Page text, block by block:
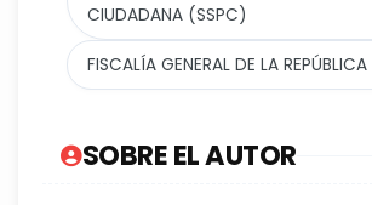
CIUDADANA (SSPC)
FISCALÍA GENERAL DE LA
SOBRE EL AUTOR